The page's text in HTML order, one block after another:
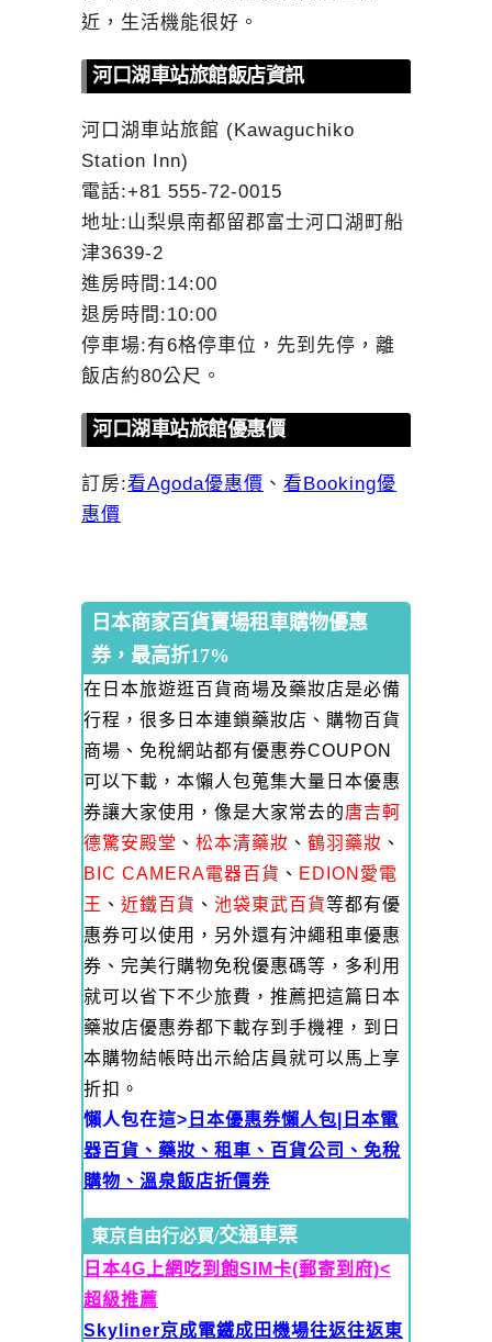
近，生活機能很好。
河口湖車站旅館飯店資訊
河口湖車站旅館 (Kawaguchiko
Station Inn)
電話:+81 555-72-0015
地址:山梨県南都留郡富士河口湖町船
津3639-2
進房時間:14:00
退房時間:10:00
停車場:有6格停車位，先到先停，離
飯店約80公尺。
河口湖車站旅館優惠價
訂房:看Agoda優惠價 、 看Booking優
惠價
日本商家百貨賣場租車購物優惠
券，最高折17%
在日本旅遊逛百貨商場及藥妝店是必備
行程，很多日本連鎖藥妝店、購物百貨
商場、免稅網站都有優惠券COUPON
可以下載，本懶人包蒐集大量日本優惠
券讓大家使用，像是大家常去的唐吉軻
德驚安殿堂 、 松本清藥妝 、 鶴羽藥妝 、
BIC CAMERA電器百貨 、 EDION愛電
王 、 近鐵百貨 、 池袋東武百貨等都有優
惠券可以使用，另外還有沖繩租車優惠
券、完美行購物免稅優惠碼等，多利用
就可以省下不少旅費，推薦把這篇日本
藥妝店優惠券都下載存到手機裡，到日
本購物結帳時出示給店員就可以馬上享
折扣。
懶人包在這> 日本優惠券懶人包|日本電
器百貨、藥妝、租車、百貨公司、免稅
購物、溫泉飯店折價券
東京自由行必買/交通車票
日本4G上網吃到飽SIM卡(郵寄到府)<
超級推薦
Skyliner京成電鐵成田機場往返往返東